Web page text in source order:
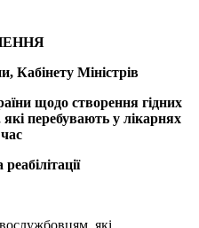
Кабінету Міністрів
щодо створення гідних
перебувають у лікарнях